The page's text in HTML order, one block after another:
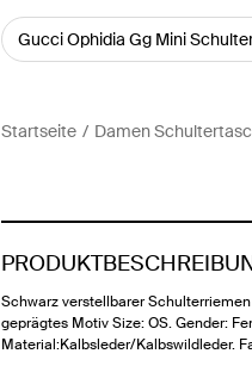
Gucci Ophidia Gg Mini
Startseite Damen
Schwarz verstellbarer
geprägtes Motiv Size: OS. Gender:
Material:Kalbsleder/Kalbswildleder.